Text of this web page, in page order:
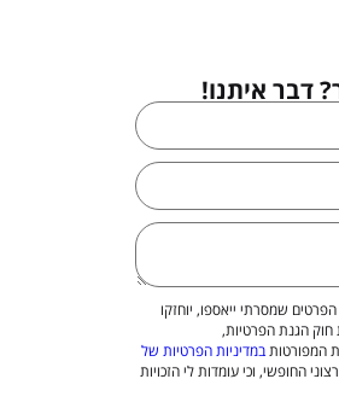
דבר איתנו!
שמסרתי ייאספו, יוחזקו
חוק הגנת הפרטיות,
במדיניות הפרטיות של
החופשי, וכי עומדות לי הזכויות